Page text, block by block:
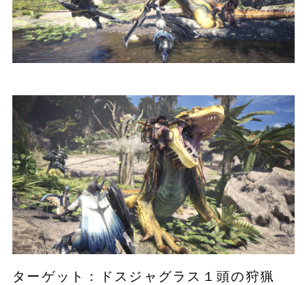
ターゲット：ドスジャグラス１頭の狩猟